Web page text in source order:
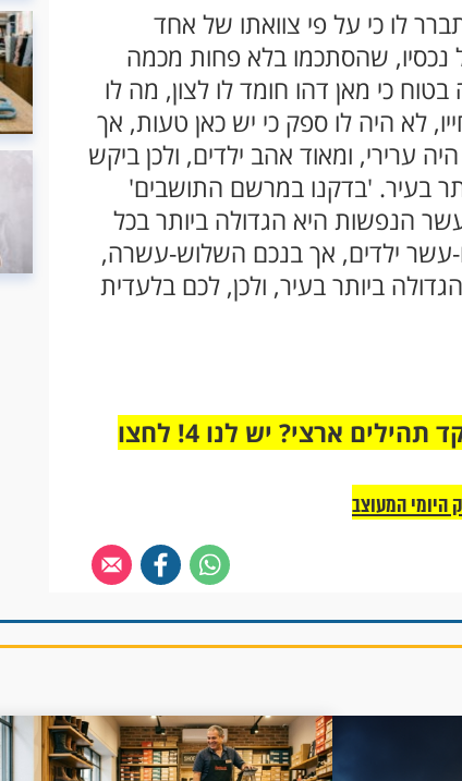
לו כי על פי צוואתו של אחד
נכסיו, שהסתכמו בלא פחות מכמה
כי מאן דהו חומד לו לצון, מה לו
לא היה לו ספק כי יש כאן טעות, אך
ערירי, ומאוד אהב ילדים, ולכן ביקש
בעיר. 'בדקנו במרשם התושבים'
הנפשות היא הגדולה ביותר בכל
עשר ילדים, אך בנכם השלוש-עשרה,
ביותר בעיר, ולכן, לכם בלעדית
מחוברים רק לקבוצת ווטסאפ אחת מבית מוקד תהילים ארצי? יש לנו 4! לחצו
היומי המעוצב